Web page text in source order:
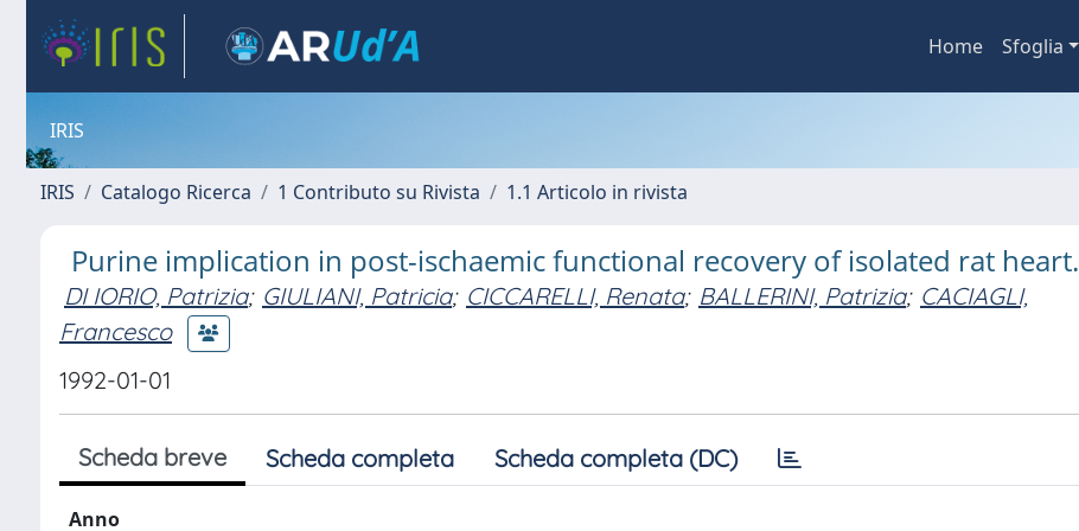
Home Sfoglia
IRIS
IRIS Catalogo Ricerca 1 Contributo su Rivista 1.1 Articolo in rivista
Purine implication in post-ischaemic functional recovery of isolated rat heart.
DI IORIO, Patrizia; GIULIANI, Patricia; CICCARELLI, Renata; BALLERINI, Patrizia; CACIAGLI,
Francesco
1992-01-01
Scheda breve Scheda completa Scheda completa (DC)
Anno